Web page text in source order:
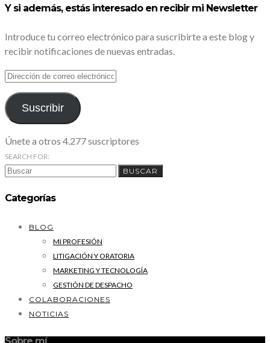
Y si además, estás interesado en recibir mi Newsletter
Introduce tu correo electrónico para suscribirte a este blog y
recibir notificaciones de nuevas entradas.
DIRECCIÓN
DE
CORREO
ELECTRÓNICO
Suscribir
Únete a otros 4.277 suscriptores
SEARCH FOR:
BUSCAR
Categorías
BLOG
MI PROFESIÓN
LITIGACIÓN Y ORATORIA
MARKETING Y TECNOLOGÍA
GESTIÓN DE DESPACHO
COLABORACIONES
NOTICIAS